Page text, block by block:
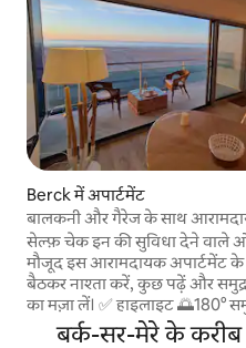
Berck में अपार्टमेंट
बालकनी और गैरेज के साथ
अपार्टमेंट
सेल्फ़ चेक इन की सुविधा देने वाले
मौजूद इस आरामदायक अपार्टमेंट के
बैठकर नाश्ता करें, कुछ पढ़ें और
का मज़ा लें। ✅ हाइलाइट 🌅180° समुद्र का नज़ारा
🪟 बड़ी बे विंडो और 6 वर्ग मीटर की
बर्क-सर-मेरे के करीब